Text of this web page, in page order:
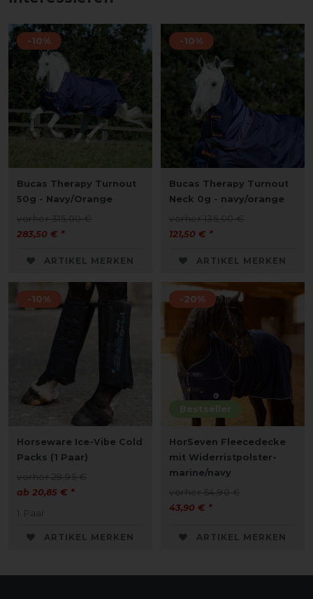
-10%
Bucas Therapy Turnout
50g - Navy/Orange
vorher 315,00 €
283,50 € *
ARTIKEL MERKEN
-10%
Bucas Therapy Turnout
Neck 0g - navy/orange
vorher 135,00 €
121,50 € *
ARTIKEL MERKEN
-10%
Horseware Ice-Vibe Cold
Packs (1 Paar)
vorher 29,95 €
ab 20,85 € *
1 Paar
ARTIKEL MERKEN
Bestseller
-20%
HorSeven Fleecedecke
mit Widerristpolster-
marine/navy
vorher 54,90 €
43,90 € *
ARTIKEL MERKEN